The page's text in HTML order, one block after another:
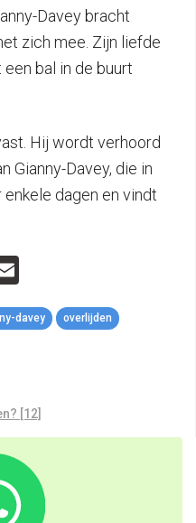
Davey bracht
zich mee. Zijn liefde
bal in de buurt
Hij wordt verhoord
Gianny-Davey, die in
dagen en vindt
davey overlijden
[12]